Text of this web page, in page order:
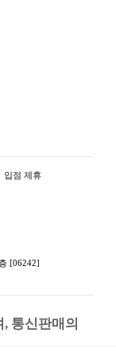
객님의 개인정보를
하는 것에 동의하시
안심하시기 바랍니
.
입점 제휴
[06242]
통신판매의